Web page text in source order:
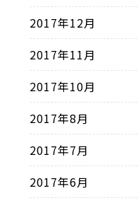
2017年12月
2017年11月
2017年10月
2017年8月
2017年7月
2017年6月